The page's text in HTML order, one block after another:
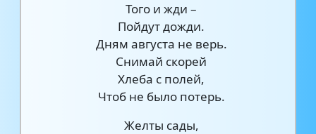
Того и жди –
Пойдут дожди.
Дням августа не верь.
Снимай скорей
Хлеба с полей,
Чтоб не было потерь.
Желты сады,